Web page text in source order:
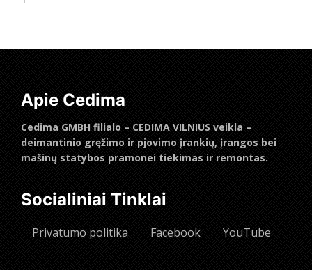
Apie Cedima
Cedima GMBH filialo – CEDIMA VILNIUS veikla –
deimantinio gręžimo ir pjovimo įrankių, įrangos bei
mašinų statybos pramonei tiekimas ir remontas.
Socialiniai Tinklai
Privatumo politika Facebook YouTube